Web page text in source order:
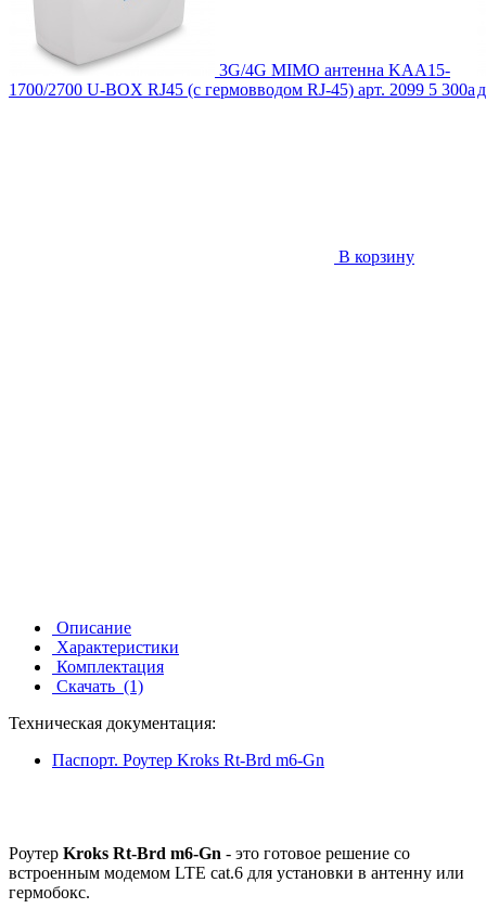
3G/4G MIMO антенна KAA15-
1700/2700 U-BOX RJ45 (с гермовводом RJ-45) арт. 2099 5 300a
В корзину
Описание
Характеристики
Комплектация
Скачать (1)
Техническая документация:
Паспорт. Роутер Kroks Rt-Brd m6-Gn
Роутер Kroks Rt-Brd m6-Gn - это готовое решение со
встроенным модемом LTE cat.6 для установки в антенну или
гермобокс.